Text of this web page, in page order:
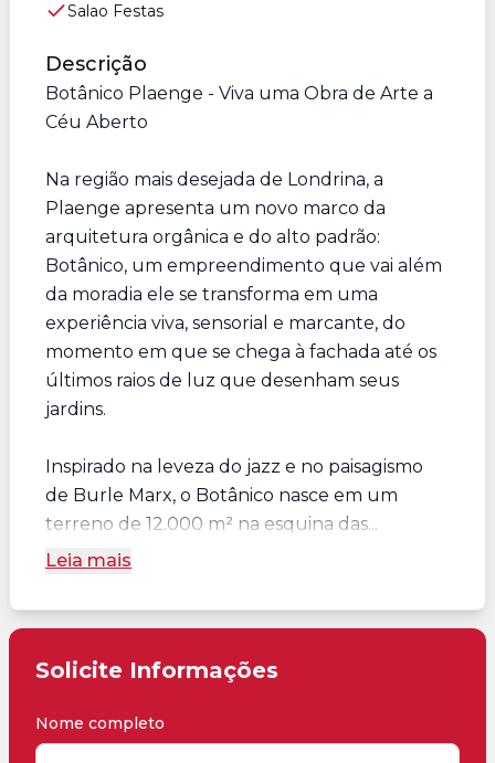
Salao Festas
Descrição
Botânico Plaenge - Viva uma Obra de Arte a
Céu Aberto
Na região mais desejada de Londrina, a
Plaenge apresenta um novo marco da
arquitetura orgânica e do alto padrão:
Botânico, um empreendimento que vai além
da moradia ele se transforma em uma
experiência viva, sensorial e marcante, do
momento em que se chega à fachada até os
últimos raios de luz que desenham seus
jardins.
Inspirado na leveza do jazz e no paisagismo
de Burle Marx, o Botânico nasce em um
terreno de 12.000 m² na esquina das...
Leia mais
Solicite Informações
Nome completo